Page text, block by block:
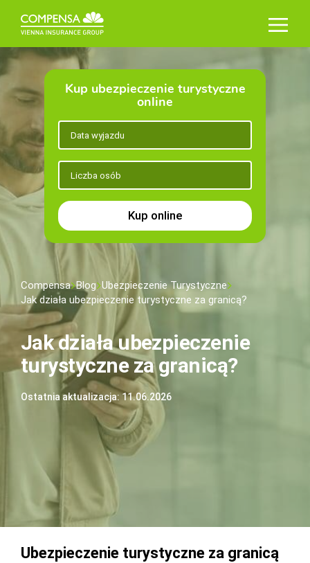
Kup ubezpieczenie turystyczne
online
Kup online
Compensa Blog Ubezpieczenie Turystyczne
Jak działa ubezpieczenie turystyczne za granicą?
Jak działa ubezpieczenie
turystyczne za granicą?
Ostatnia aktualizacja: 11.06.2026
Ubezpieczenie turystyczne za granicą